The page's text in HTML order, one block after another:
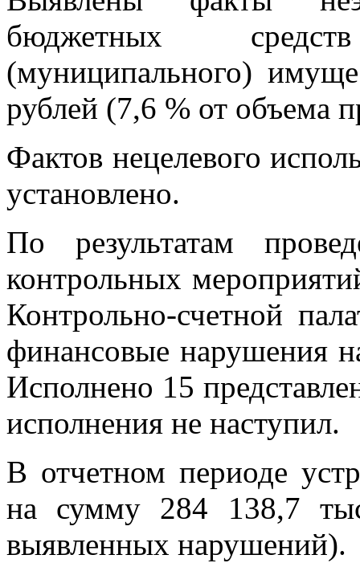
бюджетных
(муниципального)
рублей (7,6 % от объема
Фактов нецелевого
установлено.
По результатам
контрольных
Контрольно-счетной
финансовые нарушения
Исполнено 15
исполнения не наступил.
В отчетном периоде
на сумму 284 138,7
выявленных нарушений).